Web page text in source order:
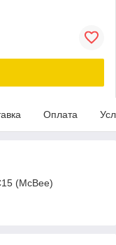
Оплата
(McBee)